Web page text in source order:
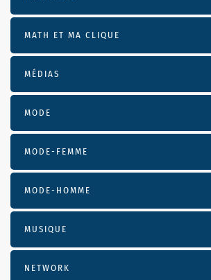
MATH ET MA CLIQUE
MÉDIAS
MODE
MODE-FEMME
MODE-HOMME
MUSIQUE
NETWORK